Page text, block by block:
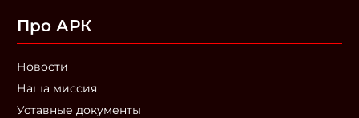
Про АРК
Новости
Наша миссия
Уставные документы